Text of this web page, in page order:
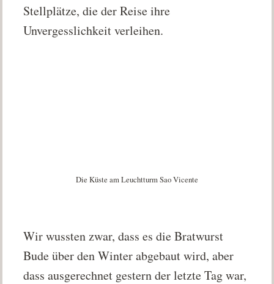
Stellplätze, die der Reise ihre
Unvergesslichkeit verleihen.
Die Küste am Leuchtturm Sao Vicente
Wir wussten zwar, dass es die Bratwurst
Bude über den Winter abgebaut wird, aber
dass ausgerechnet gestern der letzte Tag war,